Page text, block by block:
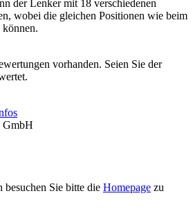
der Lenker mit 18 verschiedenen
wobei die gleichen Positionen wie beim
vorhanden. Seien Sie der
GmbH
Sie bitte die Homepage zu